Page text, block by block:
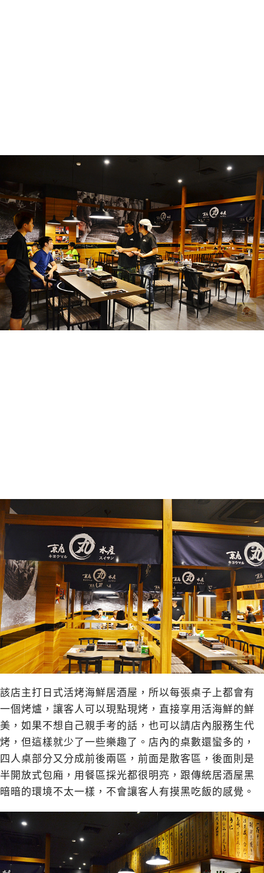
該店主打日式活烤海鮮居酒屋，所以每張桌子上都會有
一個烤爐，讓客人可以現點現烤，直接享用活海鮮的鮮
美，如果不想自己親手考的話，也可以請店內服務生代
烤，但這樣就少了一些樂趣了。店內的桌數還蠻多的，
四人桌部分又分成前後兩區，前面是散客區，後面則是
半開放式包廂，用餐區採光都很明亮，跟傳統居酒屋黑
暗暗的環境不太一樣，不會讓客人有摸黑吃飯的感覺。